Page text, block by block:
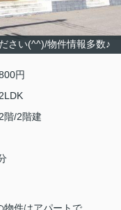
さい(^^)/物件情報多数♪
円
階/2階建